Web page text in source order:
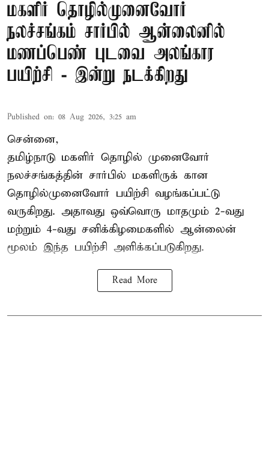
மகளிர் தொழில்முனைவோர்
நலச்சங்கம் சார்பில் ஆன்லைனில்
மணப்பெண் புடவை அலங்கார
பயிற்சி - இன்று நடக்கிறது
Published on: 08 Aug 2026, 3:25 am
சென்னை,
தமிழ்நாடு மகளிர் தொழில் முனைவோர்
நலச்சங்கத்தின் சார்பில் மகளிருக் கான
தொழில்முனைவோர் பயிற்சி வழங்கப்பட்டு
வருகிறது. அதாவது ஒவ்வொரு மாதமும் 2-வது
மற்றும் 4-வது சனிக்கிழமைகளில் ஆன்லைன்
மூலம் இந்த பயிற்சி அளிக்கப்படுகிறது.
Read More